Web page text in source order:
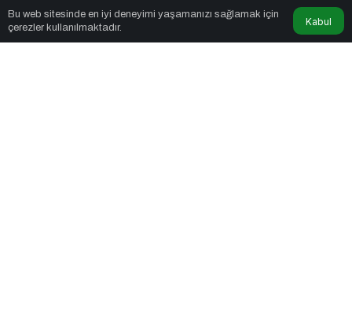
6dk, 33sn
Bu web sitesinde en iyi deneyimi yaşamanızı sağlamak için
çerezler kullanılmaktadır.
Kabul